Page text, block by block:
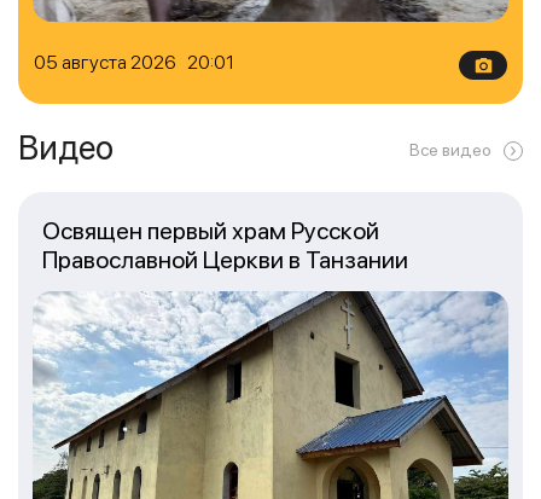
05 августа 2026 20:01
Видео Все видео
Освящен первый храм Русской
Православной Церкви в Танзании